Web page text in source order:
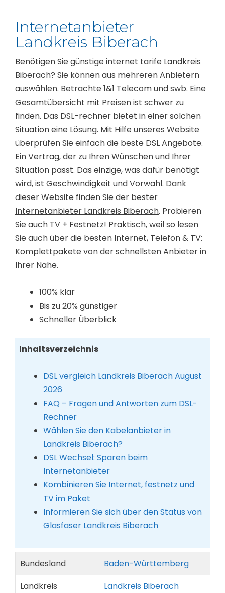
Internetanbieter
Landkreis Biberach
Benötigen Sie günstige internet tarife Landkreis
Biberach? Sie können aus mehreren Anbietern
auswählen. Betrachte 1&1 Telecom und swb. Eine
Gesamtübersicht mit Preisen ist schwer zu
finden. Das DSL-rechner bietet in einer solchen
Situation eine Lösung. Mit Hilfe unseres Website
überprüfen Sie einfach die beste DSL Angebote.
Ein Vertrag, der zu Ihren Wünschen und Ihrer
Situation passt. Das einzige, was dafür benötigt
wird, ist Geschwindigkeit und Vorwahl. Dank
dieser Website finden Sieder bester
Internetanbieter Landkreis Biberach. Probieren
Sie auch TV + Festnetz! Praktisch, weil so lesen
Sie auch über die besten Internet, Telefon & TV:
Komplettpakete von der schnellsten Anbieter in
Ihrer Nähe.
100% klar
Bis zu 20% günstiger
Schneller Überblick
Inhaltsverzeichnis
DSL vergleich Landkreis Biberach August
2026
FAQ – Fragen und Antworten zum DSL-
Rechner
Wählen Sie den Kabelanbieter in
Landkreis Biberach?
DSL Wechsel: Sparen beim
Internetanbieter
Kombinieren Sie Internet, festnetz und
TV im Paket
Informieren Sie sich über den Status von
Glasfaser Landkreis Biberach
Bundesland
Baden-Württemberg
Landkreis
Landkreis Biberach